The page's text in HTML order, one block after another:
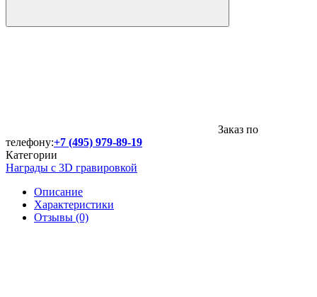
Заказ по
телефону:+7 (495) 979-89-19
Категории
Награды с 3D гравировкой
Описание
Характеристики
Отзывы (0)